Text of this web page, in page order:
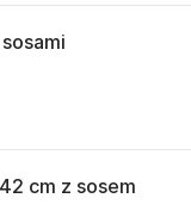
cm z sosem